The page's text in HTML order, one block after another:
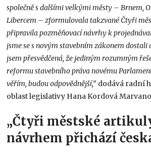
společně s dalšími velkými městy – Brnem,
Libercem – zformulovala takzvané Čtyři
připravila pozměňovací návrhy k
jsme se s novým stavebním zákonem dostali
jsem přesvědčená, že jediným rozumným
reformu stavebního práva novému
věřím, budou odpovědnější,“ dodává radní
oblast legislativy Hana Kordová
„Čtyři městské
návrhem přichází